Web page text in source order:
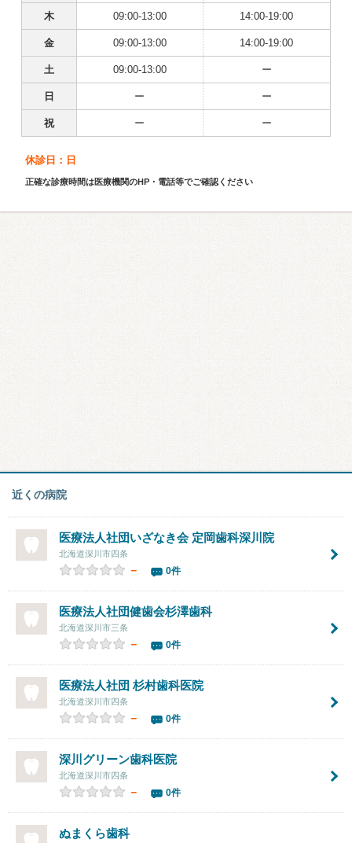
木 09:00-13:00 14:00-19:00
金 09:00-13:00 14:00-19:00
土 09:00-13:00 ー
日 ー ー
祝 ー ー
休診日：日
正確な診療時間は医療機関のHP・電話等でご確認ください
近くの病院
医療法人社団いざなき会 定岡歯科深川院
北海道深川市四条
－ 0件
医療法人社団健歯会杉澤歯科
北海道深川市三条
－ 0件
医療法人社団 杉村歯科医院
北海道深川市四条
－ 0件
深川グリーン歯科医院
北海道深川市四条
－ 0件
ぬまくら歯科